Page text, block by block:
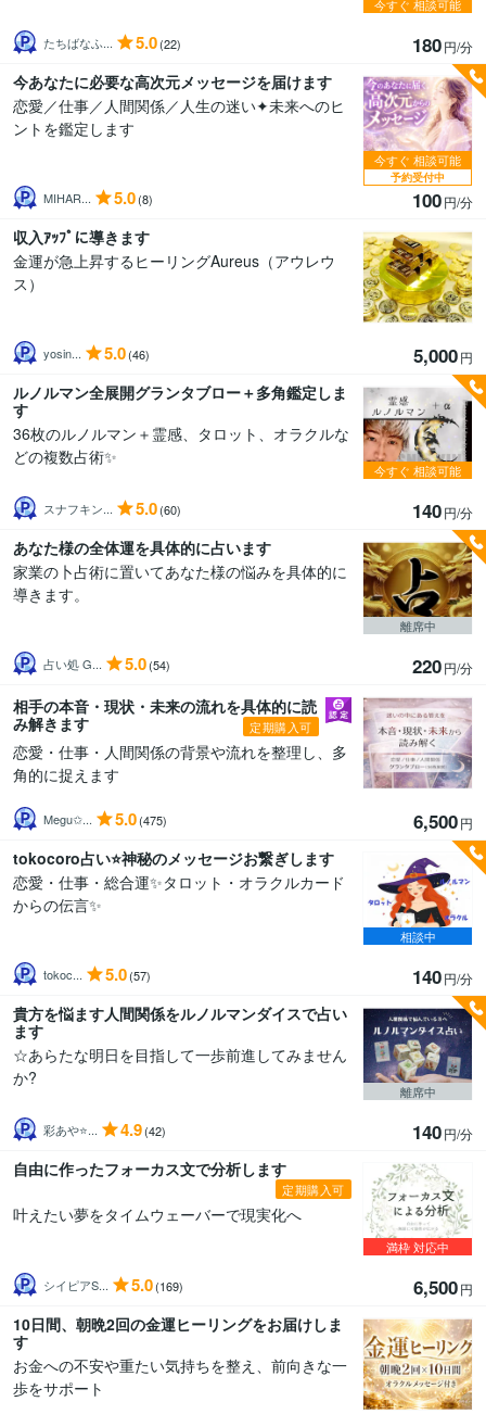
たちばなふ... 5.0(22) 180円/分
今すぐ 相談可能
今あなたに必要な高次元メッセージを届けます
恋愛／仕事／人間関係／人生の迷い✦未来へのヒ
ントを鑑定します
MIHAR... 5.0(8) 100円/分
今すぐ 相談可能
予約受付中
収入ｱｯﾌﾟに導きます
金運が急上昇するヒーリングAureus（アウレウ
ス）
yosin... 5.0(46) 5,000円
ルノルマン全展開グランタブロー＋多角鑑定しま
す
36枚のルノルマン＋霊感、タロット、オラクルな
どの複数占術✨
スナフキン... 5.0(60) 140円/分
今すぐ 相談可能
あなた様の全体運を具体的に占います
家業の卜占術に置いてあなた様の悩みを具体的に
導きます。
占い処 G... 5.0(54) 220円/分
離席中
相手の本音・現状・未来の流れを具体的に読
み解きます
定期購入可
恋愛・仕事・人間関係の背景や流れを整理し、多
角的に捉えます
Megu✩... 5.0(475) 6,500円
tokocoro占い⭐神秘のメッセージお繋ぎします
恋愛・仕事・総合運✨タロット・オラクルカード
からの伝言✨
tokoc... 5.0(57) 140円/分
相談中
貴方を悩ます人間関係をルノルマンダイスで占い
ます
☆あらたな明日を目指して一歩前進してみません
か?
彩あや⭐️... 4.9(42) 140円/分
離席中
自由に作ったフォーカス文で分析します
定期購入可
叶えたい夢をタイムウェーバーで現実化へ
シイピアS... 5.0(169) 6,500円
満枠対応中
10日間、朝晩2回の金運ヒーリングをお届けしま
す
お金への不安や重たい気持ちを整え、前向きな一
歩をサポート